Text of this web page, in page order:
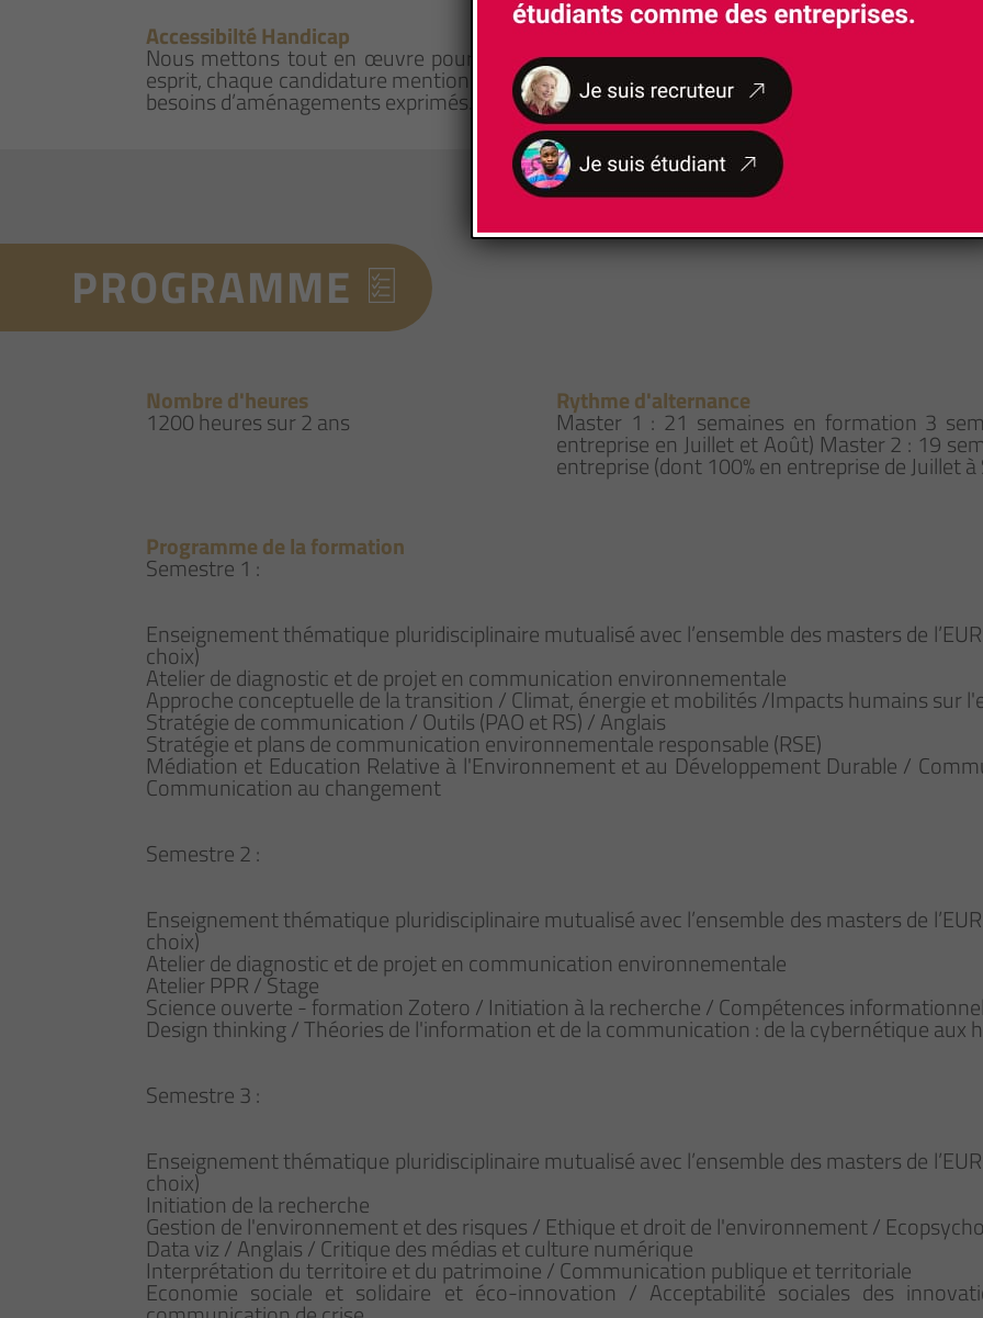
Accessibilté Handicap
Nous mettons tout en œuvre pour que nos formations soient accessibles aux
esprit, chaque candidature mentionnant un handicap fera l'objet d'un examen
besoins d’aménagements exprimés.
PROGRAMME
Nombre d'heures
1200 heures sur 2 ans
Rythme d'alternance
Master 1 : 21 semaines en formation 3
entreprise en Juillet et Août) Master 2 : 19
entreprise (dont 100% en entreprise de Juillet
Programme de la formation
Semestre 1 :
Enseignement thématique pluridisciplinaire mutualisé avec l’ensemble des masters de
choix)
Atelier de diagnostic et de projet en communication environnementale
Approche conceptuelle de la transition / Climat, énergie et mobilités /Impacts humains sur
Stratégie de communication / Outils (PAO et RS) / Anglais
Stratégie et plans de communication environnementale responsable (RSE)
Médiation et Education Relative à l'Environnement et au Développement Durable /
Communication au changement
Semestre 2 :
Enseignement thématique pluridisciplinaire mutualisé avec l’ensemble des masters de
choix)
Atelier de diagnostic et de projet en communication environnementale
Atelier PPR / Stage
Science ouverte - formation Zotero / Initiation à la recherche / Compétences
Design thinking / Théories de l'information et de la communication : de la cybernétique aux
Semestre 3 :
Enseignement thématique pluridisciplinaire mutualisé avec l’ensemble des masters de
choix)
Initiation de la recherche
Gestion de l'environnement et des risques / Ethique et droit de l'environnement /
Data viz / Anglais / Critique des médias et culture numérique
Interprétation du territoire et du patrimoine / Communication publique et territoriale
Economie sociale et solidaire et éco-innovation / Acceptabilité sociales des